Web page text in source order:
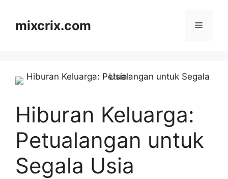
contentmixcrix.com Menu
Hiburan Keluarga:
Petualangan untuk
Segala Usia